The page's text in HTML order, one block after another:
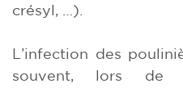
crésyl, …).
L’infection des
souvent, lors de